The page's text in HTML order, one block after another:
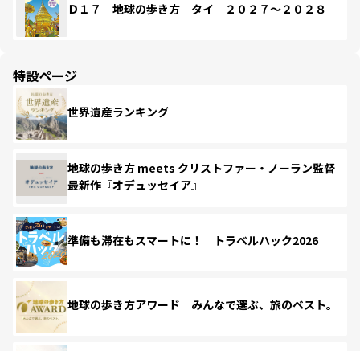
Ｄ１７ 地球の歩き方 タイ ２０２７～２０２８
特設ページ
世界遺産ランキング
地球の歩き方 meets クリストファー・ノーラン監督
最新作『オデュッセイア』
準備も滞在もスマートに！ トラベルハック2026
地球の歩き方アワード みんなで選ぶ、旅のベスト。